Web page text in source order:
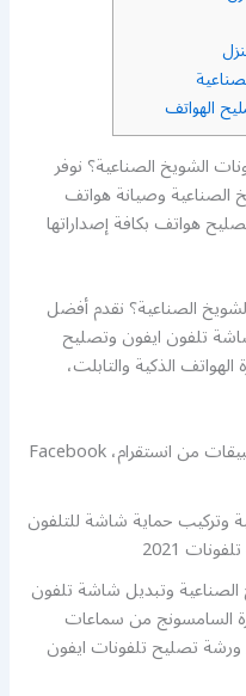
الهواتف
الشويخ الصناعية؟ نوفر
وصيانة هواتف
هواتف بكافة إصداراتها
الصناعية؟ نقدم أفضل
تلفون ايفون وتصليح
الذكية والتابلت،
تنزيل برامج اندرويد وتنزيل كافة تطبيقات من انستقرام، Facebook
وتركيب حماية شاشة للتلفون
2021
وتبديل شاشة تلفون
السامسونج من سماعات
تصليح تلفونات ايفون